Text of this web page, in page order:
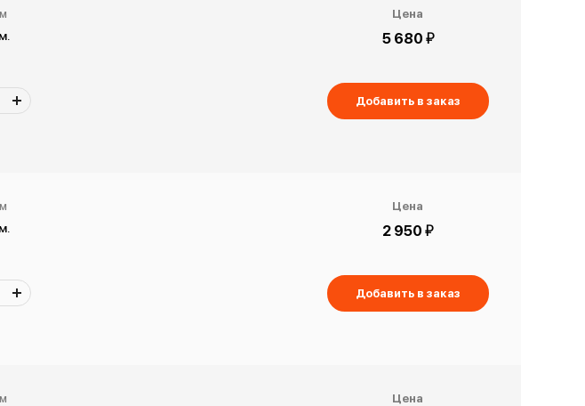
Цена
5 680 й
Добавить в заказ
Цена
2 950 й
Добавить в заказ
Цена